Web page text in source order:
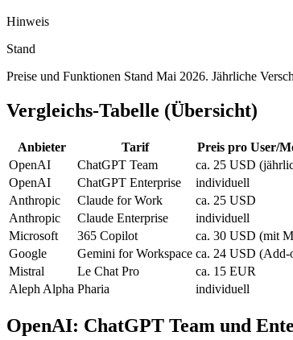
Hinweis
Stand
Preise und Funktionen Stand Mai 2026. Jährliche
Vergleichs-Tabelle (Übersicht)
Anbieter Tarif Preis pro User/
OpenAI
ChatGPT Team ca. 25 USD
OpenAI
ChatGPT Enterprise individuell
Anthropic
Claude for Work ca. 25 USD
Anthropic
Claude Enterprise individuell
Microsoft
365 Copilot ca. 30 USD (mit
Google
Gemini for Workspace ca. 24 USD (Add-
Mistral
Le Chat Pro ca. 15 EUR
Aleph Alpha Pharia individuell
OpenAI: ChatGPT Team und